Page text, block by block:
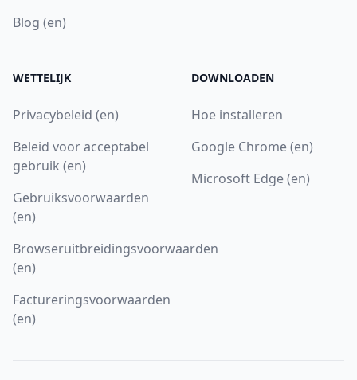
Blog (en)
WETTELIJK
Privacybeleid (en)
Beleid voor acceptabel
gebruik (en)
Gebruiksvoorwaarden
(en)
Browseruitbreidingsvoorwaarden
(en)
Factureringsvoorwaarden
(en)
DOWNLOADEN
Hoe installeren
Google Chrome (en)
Microsoft Edge (en)